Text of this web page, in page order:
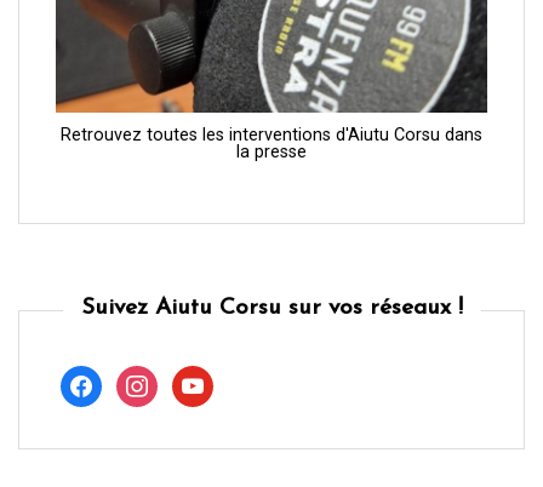
Retrouvez toutes les interventions d'Aiutu Corsu dans
la presse
Suivez Aiutu Corsu sur vos réseaux !
facebookinstagramyoutube